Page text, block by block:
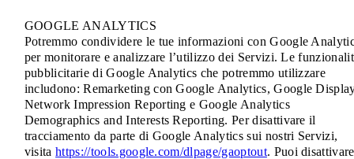
GOOGLE ANALYTICS
Potremmo condividere le tue informazioni con Google
per monitorare e analizzare l’utilizzo dei Servizi. Le
pubblicitarie di Google Analytics che potremmo utilizzare
includono: Remarketing con Google Analytics, Google
Network Impression Reporting e Google Analytics
Demographics and Interests Reporting. Per disattivare il
tracciamento da parte di Google Analytics sui nostri Servizi,
visitahttps://tools.google.com/dlpage/gaoptout. Puoi disattivare